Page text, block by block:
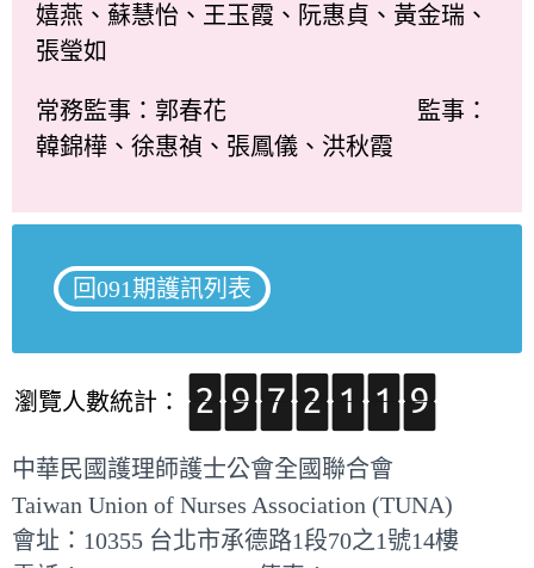
嬉燕、蘇慧怡、王玉霞、阮惠貞、黃金瑞、
張瑩如
常務監事：郭春花 監事：
韓錦樺、徐惠禎、張鳳儀、洪秋霞
回091期護訊列表
瀏覽人數統計：
中華民國護理師護士公會全國聯合會
Taiwan Union of Nurses Association (TUNA)
會址：10355 台北市承德路1段70之1號14樓